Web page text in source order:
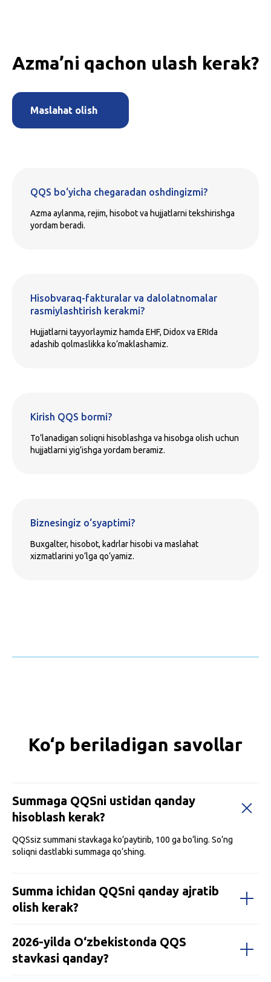
Azma’ni qachon ulash kerak?
Maslahat olish
QQS bo‘yicha chegaradan oshdingizmi?
Azma aylanma, rejim, hisobot va hujjatlarni tekshirishga
yordam beradi.
Hisobvaraq-fakturalar va dalolatnomalar
rasmiylashtirish kerakmi?
Hujjatlarni tayyorlaymiz hamda EHF, Didox va ERIda
adashib qolmaslikka ko‘maklashamiz.
Kirish QQS bormi?
To‘lanadigan soliqni hisoblashga va hisobga olish uchun
hujjatlarni yig‘ishga yordam beramiz.
Biznesingiz o‘syaptimi?
Buxgalter, hisobot, kadrlar hisobi va maslahat
xizmatlarini yo‘lga qo‘yamiz.
Ko‘p beriladigan savollar
Summaga QQSni ustidan qanday
hisoblash kerak?
QQSsiz summani stavkaga ko‘paytirib, 100 ga bo‘ling. So‘ng
soliqni dastlabki summaga qo‘shing.
Summa ichidan QQSni qanday ajratib
olish kerak?
2026-yilda O‘zbekistonda QQS
stavkasi qanday?